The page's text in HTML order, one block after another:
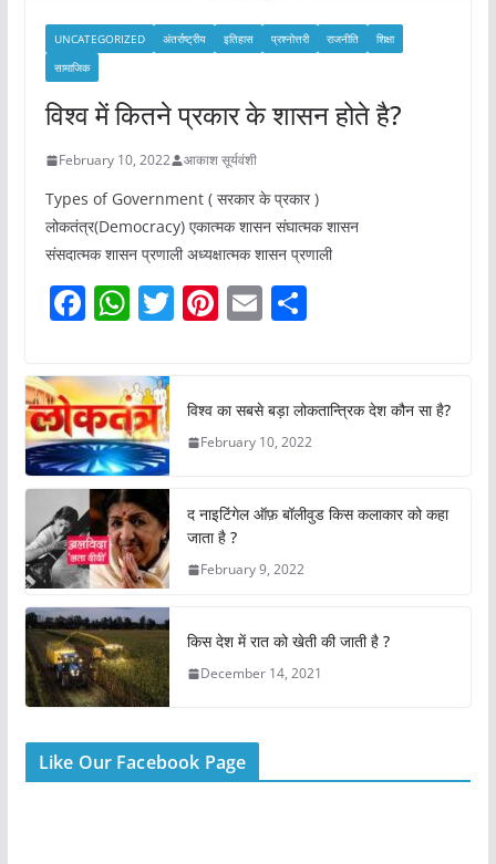
UNCATEGORIZED अंतर्राष्ट्रीय इतिहास प्रश्नोत्तरी राजनीति
शिक्षा
सामाजिक
विश्व में कितने प्रकार के शासन होते है?
February 10, 2022 आकाश सूर्यवंशी
Types of Government ( सरकार के प्रकार )
लोकतंत्र(Democracy) एकात्मक शासन संघात्मक शासन
संसदात्मक शासन प्रणाली अध्यक्षात्मक शासन प्रणाली
F
c
e
b
o
o
k
W
at
s
A
p
p
T
er
Pi
e
st
E
l
S
e
विश्व का सबसे बड़ा लोकतान्त्रिक देश कौन सा है?
February 10, 2022
द नाइटिंगेल ऑफ़ बॉलीवुड किस कलाकार को कहा
जाता है ?
February 9, 2022
किस देश में रात को खेती की जाती है ?
December 14, 2021
Like Our Facebook Page